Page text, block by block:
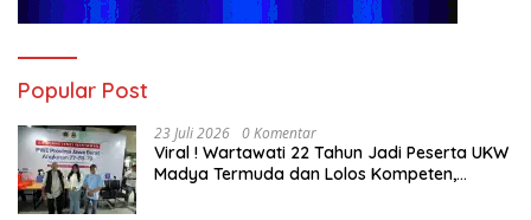
Popular Post
23 Juli 2026 0 Komentar
Viral ! Wartawati 22 Tahun Jadi Peserta UKW
Madya Termuda dan Lolos Kompeten,